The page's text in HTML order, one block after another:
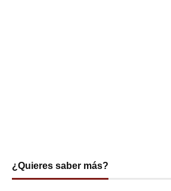
¿Quieres saber más?